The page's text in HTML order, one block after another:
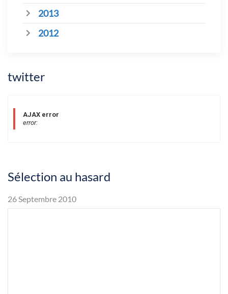
2013
2012
twitter
AJAX error
error:
Sélection au hasard
26 Septembre 2010